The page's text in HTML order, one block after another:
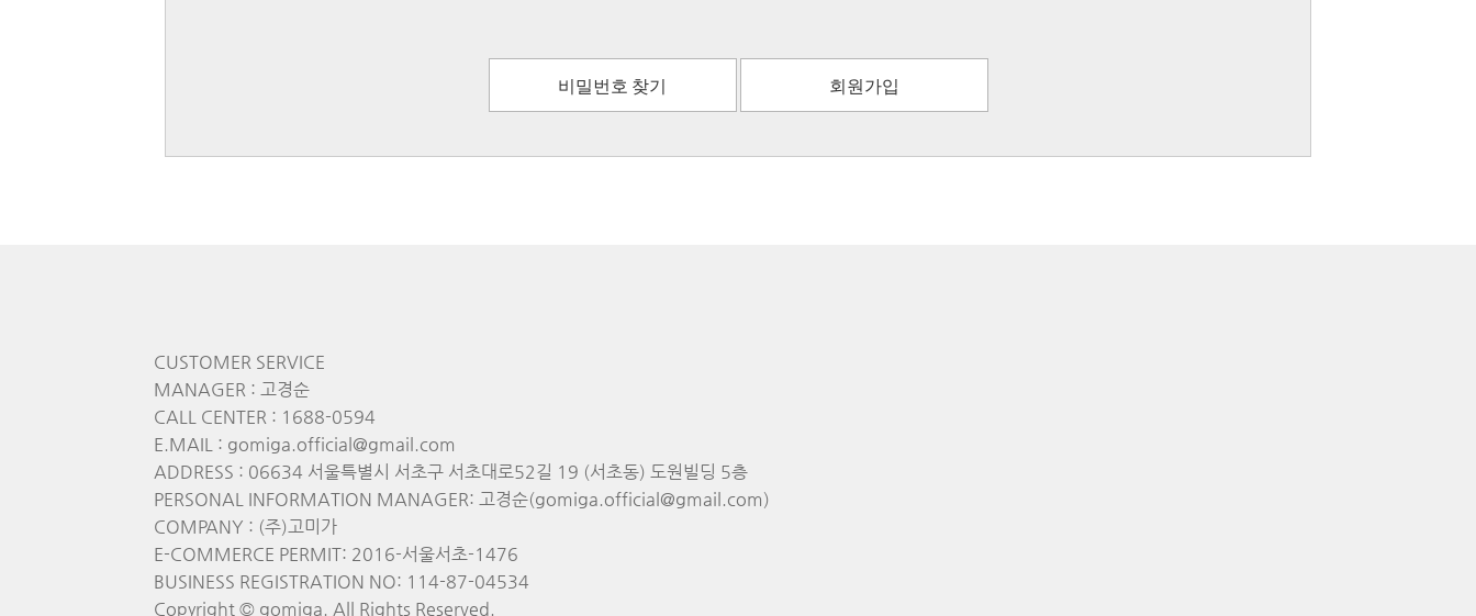
비밀번호 찾기 회원가입
CUSTOMER SERVICE
MANAGER : 고경순
CALL CENTER : 1688-0594
E.MAIL : gomiga.official@gmail.com
ADDRESS : 06634 서울특별시 서초구 서초대로52길 19 (서초동) 도원빌딩 5층
PERSONAL INFORMATION MANAGER: 고경순(gomiga.official@gmail.com)
COMPANY : (주)고미가
E-COMMERCE PERMIT: 2016-서울서초-1476
BUSINESS REGISTRATION NO: 114-87-04534
Copyright © gomiga. All Rights Reserved.